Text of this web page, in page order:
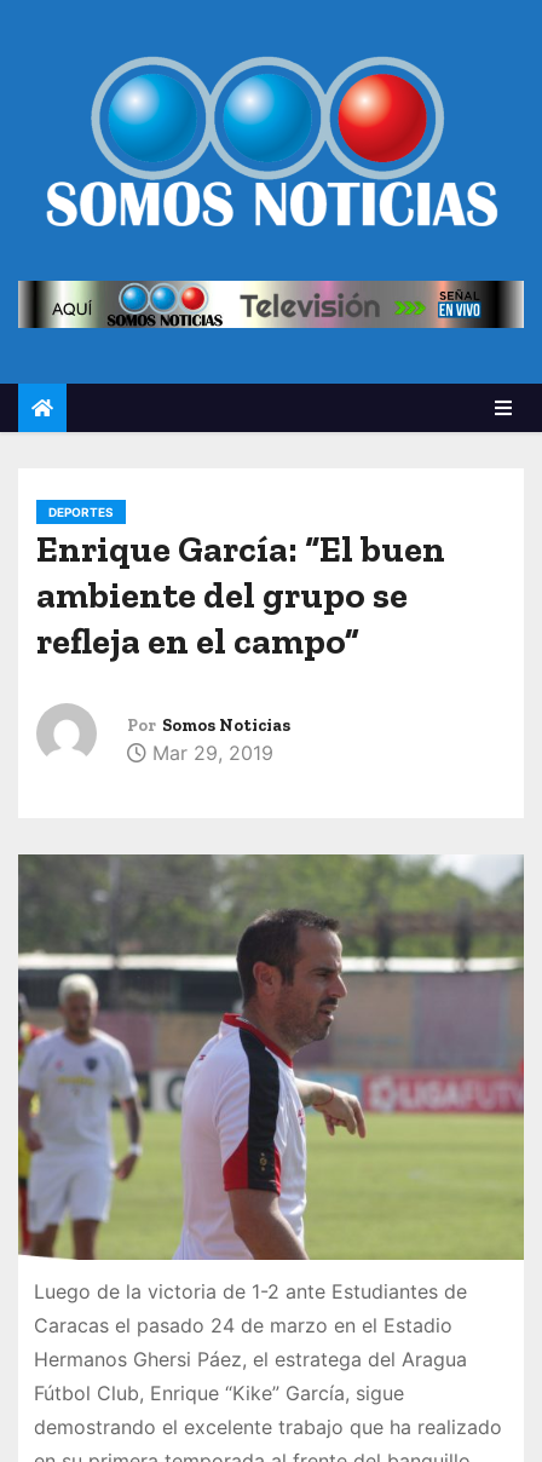
DEPORTES
Enrique García: “El buen
ambiente del grupo se
refleja en el campo”
Por Somos Noticias
Mar 29, 2019
Luego de la victoria de 1-2 ante Estudiantes de
Caracas el pasado 24 de marzo en el Estadio
Hermanos Ghersi Páez, el estratega del Aragua
Fútbol Club, Enrique “Kike” García, sigue
demostrando el excelente trabajo que ha realizado